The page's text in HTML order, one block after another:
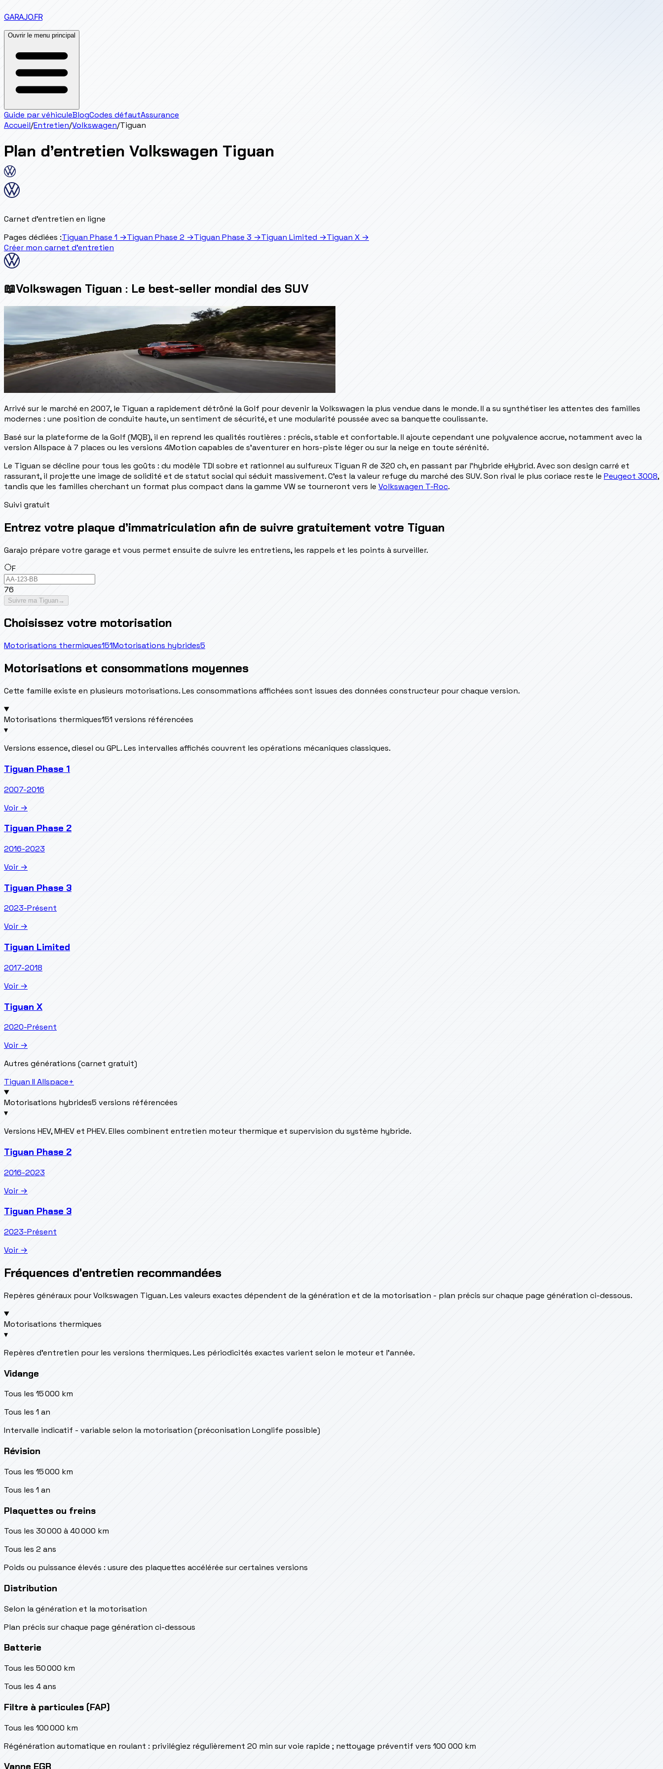
GARAJO.FR
Ouvrir le menu principal
Guide par véhiculeBlogCodes défautAssurance
Accueil/Entretien/Volkswagen/Tiguan
Plan d’entretien Volkswagen Tiguan
Carnet d'entretien en ligne
Pages dédiées :Tiguan Phase 1 →Tiguan Phase 2 →Tiguan Phase 3 →Tiguan Limited →Tiguan X →
Créer mon carnet d'entretien
📖Volkswagen Tiguan : Le best-seller mondial des SUV
Arrivé sur le marché en 2007, le Tiguan a rapidement détrôné la Golf pour devenir la Volkswagen la plus vendue dans le monde. Il a su synthétiser les attentes des familles
modernes : une position de conduite haute, un sentiment de sécurité, et une modularité poussée avec sa banquette coulissante.
Basé sur la plateforme de la Golf (MQB), il en reprend les qualités routières : précis, stable et confortable. Il ajoute cependant une polyvalence accrue, notamment avec la
version Allspace à 7 places ou les versions 4Motion capables de s'aventurer en hors-piste léger ou sur la neige en toute sérénité.
Le Tiguan se décline pour tous les goûts : du modèle TDI sobre et rationnel au sulfureux Tiguan R de 320 ch, en passant par l'hybride eHybrid. Avec son design carré et
rassurant, il projette une image de solidité et de statut social qui séduit massivement. C'est la valeur refuge du marché des SUV. Son rival le plus coriace reste le Peugeot 3008,
tandis que les familles cherchant un format plus compact dans la gamme VW se tourneront vers le Volkswagen T-Roc.
Suivi gratuit
Entrez votre plaque d’immatriculation afin de suivre gratuitement votre Tiguan
Garajo prépare votre garage et vous permet ensuite de suivre les entretiens, les rappels et les points à surveiller.
F
76
Suivre ma Tiguan →
Choisissez votre motorisation
Motorisations thermiques151Motorisations hybrides5
Motorisations et consommations moyennes
Cette famille existe en plusieurs motorisations. Les consommations affichées sont issues des données constructeur pour chaque version.
Motorisations thermiques151 versions référencées
▾
Versions essence, diesel ou GPL. Les intervalles affichés couvrent les opérations mécaniques classiques.
Tiguan Phase 1
2007-2016
Voir →
Tiguan Phase 2
2016-2023
Voir →
Tiguan Phase 3
2023-Présent
Voir →
Tiguan Limited
2017-2018
Voir →
Tiguan X
2020-Présent
Voir →
Autres générations (carnet gratuit)
Tiguan II Allspace+
Motorisations hybrides5 versions référencées
▾
Versions HEV, MHEV et PHEV. Elles combinent entretien moteur thermique et supervision du système hybride.
Tiguan Phase 2
2016-2023
Voir →
Tiguan Phase 3
2023-Présent
Voir →
Fréquences d'entretien recommandées
Repères généraux pour Volkswagen Tiguan. Les valeurs exactes dépendent de la génération et de la motorisation - plan précis sur chaque page génération ci-dessous.
Motorisations thermiques
▾
Repères d’entretien pour les versions thermiques. Les périodicités exactes varient selon le moteur et l’année.
Vidange
Tous les 15 000 km
Tous les 1 an
Intervalle indicatif - variable selon la motorisation (préconisation Longlife possible)
Révision
Tous les 15 000 km
Tous les 1 an
Plaquettes ou freins
Tous les 30 000 à 40 000 km
Tous les 2 ans
Poids ou puissance élevés : usure des plaquettes accélérée sur certaines versions
Distribution
Selon la génération et la motorisation
Plan précis sur chaque page génération ci-dessous
Batterie
Tous les 50 000 km
Tous les 4 ans
Filtre à particules (FAP)
Tous les 100 000 km
Régénération automatique en roulant : privilégiez régulièrement 20 min sur voie rapide ; nettoyage préventif vers 100 000 km
Vanne EGR